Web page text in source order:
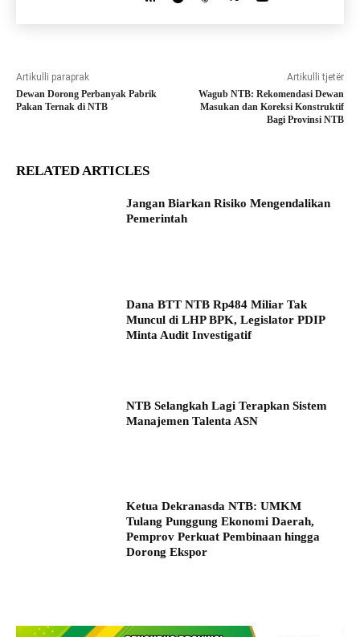
Artikulli paraprak
Dewan Dorong Perbanyak Pabrik
Pakan Ternak di NTB
Artikulli tjetër
Wagub NTB: Rekomendasi Dewan
Masukan dan Koreksi Konstruktif
Bagi Provinsi NTB
RELATED ARTICLES
Jangan Biarkan Risiko Mengendalikan
Pemerintah
Dana BTT NTB Rp484 Miliar Tak
Muncul di LHP BPK, Legislator PDIP
Minta Audit Investigatif
NTB Selangkah Lagi Terapkan Sistem
Manajemen Talenta ASN
Ketua Dekranasda NTB: UMKM
Tulang Punggung Ekonomi Daerah,
Pemprov Perkuat Pembinaan hingga
Dorong Ekspor